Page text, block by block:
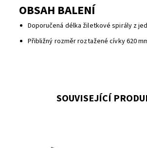
OBSAH BALENÍ
Doporučená délka žiletkové spirály z
Přibližný rozměr roztažené cívky 620
SOUVISEJÍCÍ